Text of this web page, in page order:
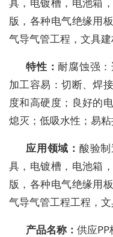
版，各种电气绝缘用
气导气管工程，文具
特性： 耐腐蚀强
加工容易：切断、焊
度和高硬度；良好的
熄灭；低吸水性；易粘
应用领域： 酸验
具，电镀槽，电池箱
版，各种电气绝缘用
气导气管工程工程，
产品名称： 供应PP